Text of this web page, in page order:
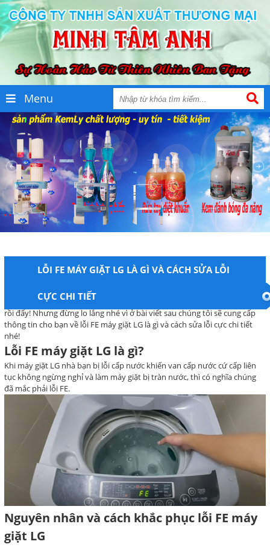
Menu
LỖI FE MÁY GIẶT LG LÀ GÌ VÀ CÁCH SỬA LỖI
CỰC CHI TIẾT
Máy giặt LG nhà bạn bị tràn nước? Rất có thể chúng đã mắc phải lỗi FE
rồi đấy! Nhưng đừng lo lắng nhé vì ở bài viết sau chúng tôi sẽ cung cấp
thông tin cho bạn về lỗi FE máy giặt LG là gì và cách sửa lỗi cực chi tiết
nhé!
Lỗi FE máy giặt LG là gì?
Khi máy giặt LG nhà bạn bị lỗi cấp nước khiến van cấp nước cứ cấp liên
tục không ngừng nghỉ và làm máy giặt bị tràn nước, thì có nghĩa chúng
đã mắc phải lỗi FE.
Nguyên nhân và cách khắc phục lỗi FE máy
giặt LG